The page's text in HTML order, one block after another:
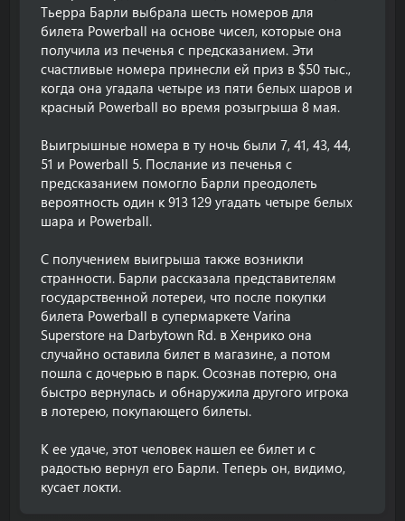
Тьерра Барли выбрала шесть номеров для
билета Powerball на основе чисел, которые она
получила из печенья с предсказанием. Эти
счастливые номера принесли ей приз в $50 тыс.,
когда она угадала четыре из пяти белых шаров и
красный Powerball во время розыгрыша 8 мая.
Выигрышные номера в ту ночь были 7, 41, 43, 44,
51 и Powerball 5. Послание из печенья с
предсказанием помогло Барли преодолеть
вероятность один к 913 129 угадать четыре белых
шара и Powerball.
С получением выигрыша также возникли
странности. Барли рассказала представителям
государственной лотереи, что после покупки
билета Powerball в супермаркете Varina
Superstore на Darbytown Rd. в Хенрико она
случайно оставила билет в магазине, а потом
пошла с дочерью в парк. Осознав потерю, она
быстро вернулась и обнаружила другого игрока
в лотерею, покупающего билеты.
К ее удаче, этот человек нашел ее билет и с
радостью вернул его Барли. Теперь он, видимо,
кусает локти.